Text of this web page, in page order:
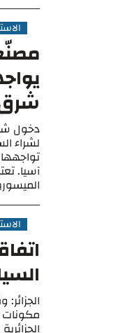
دخول
لشراء
آسيا.
مكونات